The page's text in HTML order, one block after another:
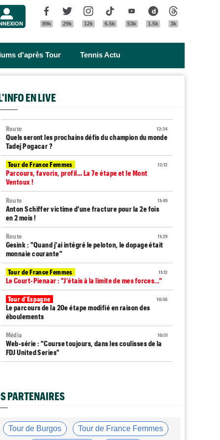
Facebook
89k
Twitter
29k
Instagram
12k
Tik Tok
6.5k
Youtube
53k
Dailymotion
1.5k 3k
d'après Tour Tennis Actu
EN LIVE
12:34
Route
Quels seront les prochains défis du champion du monde
Tadej Pogacar ?
12:12
Tour de France Femmes
Parcours, favoris, profil… La 7e étape et le Mont
Ventoux !
11:49
Route
Anton Schiffer victime d'une fracture pour la 2e fois
en 2 mois !
11:29
Route
Gesink : "Quand j'ai intégré le peloton, le dopage était
monnaie courante"
11:12
Tour de France Femmes
Le Court-Pienaar : "J’étais à la limite de mes forces..."
10:56
Tour d'Espagne
Le parcours de la 20e étape modifié en raison des
éboulements
10:51
Média
Web-série : "Course toujours, dans les coulisses de la
FDJ United Series"
Transfert
allemand de 24 ans
PARTENAIRES
Tour de Burgos Tour de France Femmes